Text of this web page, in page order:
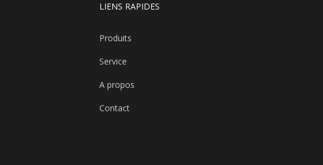
LIENS RAPIDES
Produits
Service
A propos
Contact